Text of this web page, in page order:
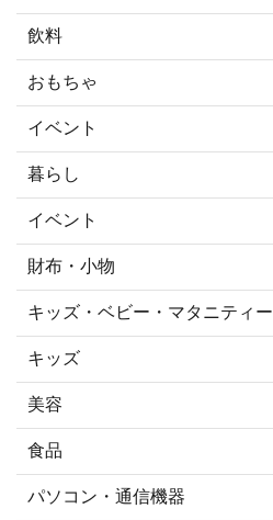
飲料
おもちゃ
イベント
暮らし
イベント
財布・小物
キッズ・ベビー・マタニティー
キッズ
美容
食品
パソコン・通信機器